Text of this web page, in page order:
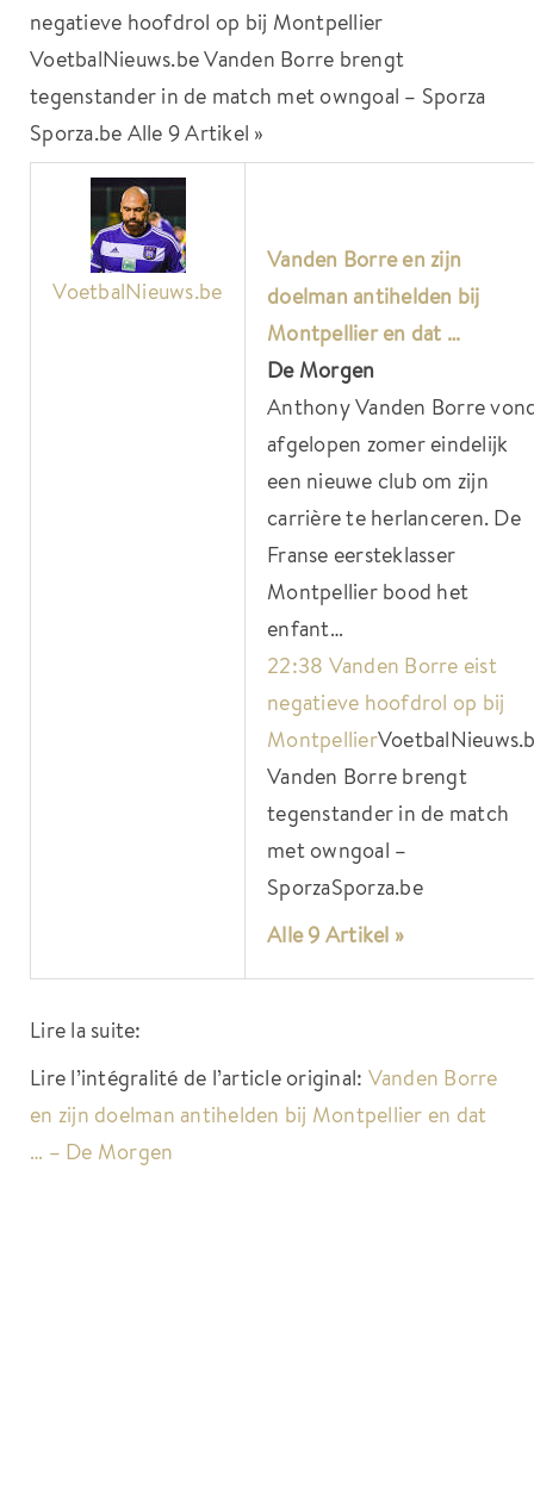
negatieve hoofdrol op bij Montpellier
VoetbalNieuws.be Vanden Borre brengt
tegenstander in de match met owngoal – Sporza
Sporza.be Alle 9 Artikel »
VoetbalNieuws.be
Vanden Borre en zijn
doelman antihelden bij
Montpellier en dat …
De Morgen
Anthony Vanden Borre
afgelopen zomer eindelijk
een nieuwe club om zijn
carrière te herlanceren. De
Franse eersteklasser
Montpellier bood het
enfant…
22:38 Vanden Borre eist
negatieve hoofdrol op bij
Montpellier
Vanden Borre brengt
tegenstander in de match
met owngoal –
SporzaSporza.be
Alle 9 Artikel »
Lire la suite:
Lire l’intégralité de l’article original: Vanden Borre
en zijn doelman antihelden bij Montpellier en dat
… – De Morgen